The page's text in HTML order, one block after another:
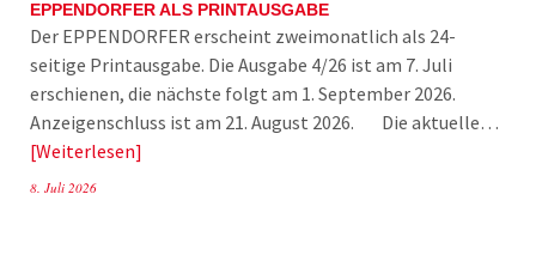
EPPENDORFER ALS PRINTAUSGABE
Der EPPENDORFER erscheint zweimonatlich als 24-
seitige Printausgabe. Die Ausgabe 4/26 ist am 7. Juli
erschienen, die nächste folgt am 1. September 2026.
Anzeigenschluss ist am 21. August 2026. Die aktuelle…
Weiterlesen
8. Juli 2026